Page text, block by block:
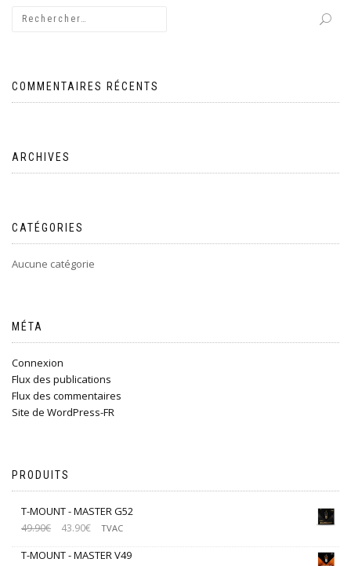
COMMENTAIRES RÉCENTS
ARCHIVES
CATÉGORIES
Aucune catégorie
MÉTA
Connexion
Flux des publications
Flux des commentaires
Site de WordPress-FR
PRODUITS
T-MOUNT - MASTER G52
49.90€ 43.90€ TVAC
T-MOUNT - MASTER V49